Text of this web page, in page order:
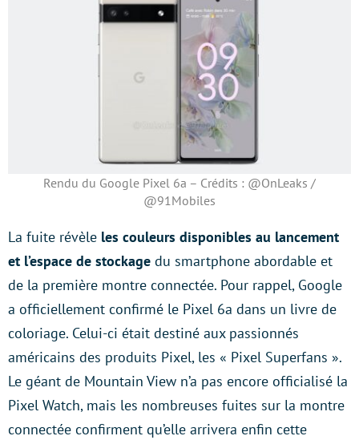
Rendu du Google Pixel 6a – Crédits : @OnLeaks /
@91Mobiles
La fuite révèle les couleurs disponibles au lancement
et l’espace de stockage du smartphone abordable et
de la première montre connectée. Pour rappel, Google
a officiellement confirmé le Pixel 6a dans un livre de
coloriage. Celui-ci était destiné aux passionnés
américains des produits Pixel, les « Pixel Superfans ».
Le géant de Mountain View n’a pas encore officialisé la
Pixel Watch, mais les nombreuses fuites sur la montre
connectée confirment qu’elle arrivera enfin cette